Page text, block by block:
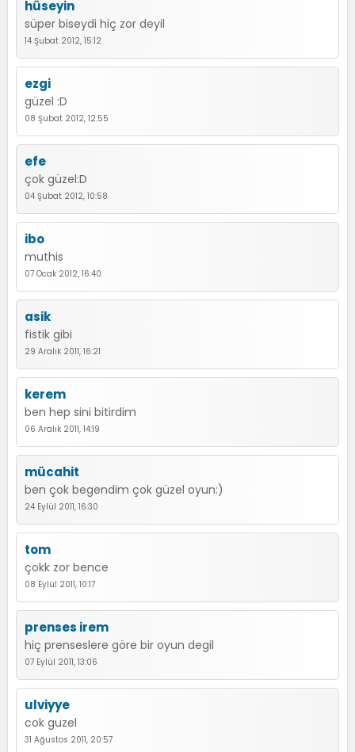
hüseyin
süper biseydi hiç zor deyil
14 Şubat 2012, 15:12
ezgi
güzel :D
08 Şubat 2012, 12:55
efe
çok güzel:D
04 Şubat 2012, 10:58
ibo
muthis
07 Ocak 2012, 16:40
asik
fistik gibi
29 Aralık 2011, 16:21
kerem
ben hep sini bitirdim
06 Aralık 2011, 14:19
mücahit
ben çok begendim çok güzel oyun:)
24 Eylül 2011, 16:30
tom
çokk zor bence
08 Eylül 2011, 10:17
prenses irem
hiç prenseslere göre bir oyun degil
07 Eylül 2011, 13:06
ulviyye
cok guzel
31 Ağustos 2011, 20:57